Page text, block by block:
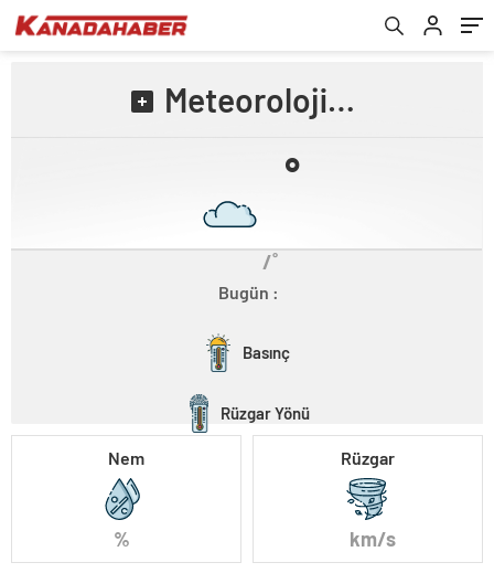
Meteorolojiden
˚
/˚
Bugün :
Basınç
Rüzgar Yönü
Nem
%
Rüzgar
km/s